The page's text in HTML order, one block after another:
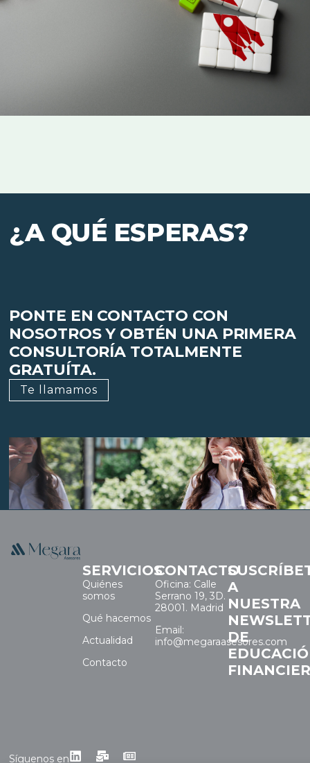
¿A QUÉ ESPERAS?
PONTE EN CONTACTO CON
NOSOTROS Y OBTÉN UNA PRIMERA
CONSULTORÍA TOTALMENTE
GRATUÍTA.
Te llamamos
SERVICIOS
Quiénes
somos
Qué hacemos
Actualidad
Contacto
CONTACTO
Oficina: Calle
Serrano 19, 3D.
28001. Madrid
Email:
info@megaraasesores.com
A
NUESTRA
DE
Síguenos en